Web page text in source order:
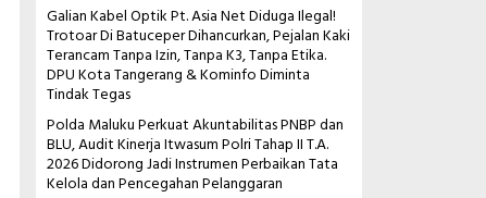
Galian Kabel Optik Pt. Asia Net Diduga Ilegal!
Trotoar Di Batuceper Dihancurkan, Pejalan Kaki
Terancam Tanpa Izin, Tanpa K3, Tanpa Etika.
DPU Kota Tangerang & Kominfo Diminta
Tindak Tegas
Polda Maluku Perkuat Akuntabilitas PNBP dan
BLU, Audit Kinerja Itwasum Polri Tahap II T.A.
2026 Didorong Jadi Instrumen Perbaikan Tata
Kelola dan Pencegahan Pelanggaran